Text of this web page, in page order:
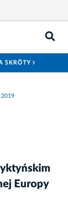
SKRÓTY
2019
Europy